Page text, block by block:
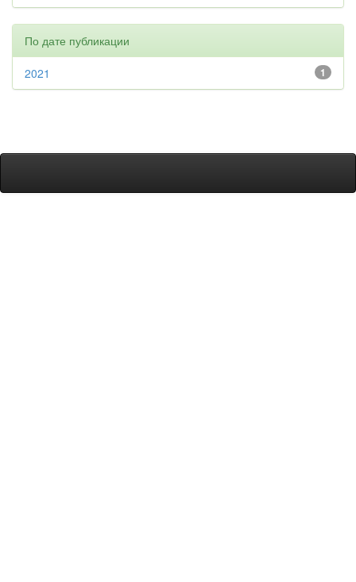
По дате публикации
1
2021